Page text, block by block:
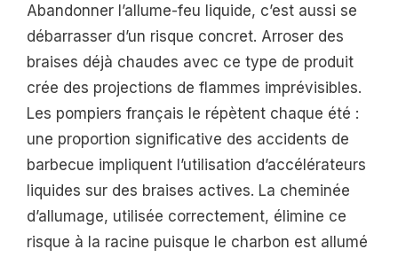
Abandonner l’allume-feu liquide, c’est aussi se
débarrasser d’un risque concret. Arroser des
braises déjà chaudes avec ce type de produit
crée des projections de flammes imprévisibles.
Les pompiers français le répètent chaque été :
une proportion significative des accidents de
barbecue impliquent l’utilisation d’accélérateurs
liquides sur des braises actives. La cheminée
d’allumage, utilisée correctement, élimine ce
risque à la racine puisque le charbon est allumé